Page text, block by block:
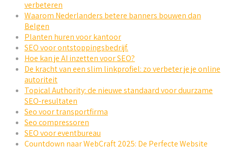
verbeteren
Waarom Nederlanders betere banners bouwen dan
Belgen
Planten huren voor kantoor
SEO voor ontstoppingsbedrijf.
Hoe kan je AI inzetten voor SEO?
De kracht van een slim linkprofiel: zo verbeter je je online
autoriteit
Topical Authority: de nieuwe standaard voor duurzame
SEO-resultaten
Seo voor transportfirma
Seo compressoren
SEO voor eventbureau
Countdown naar WebCraft 2025: De Perfecte Website